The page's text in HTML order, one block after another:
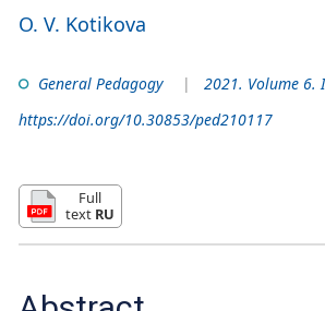
O. V. Kotikova
General Pedagogy
2021. Volume 6.
https://doi.org/10.30853/ped210117
Full
text RU